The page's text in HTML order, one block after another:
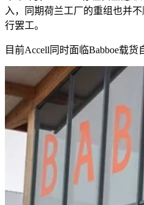
入，同期荷兰工厂的重组也并
行罢工。
目前Accell 同时面临Babboe载货